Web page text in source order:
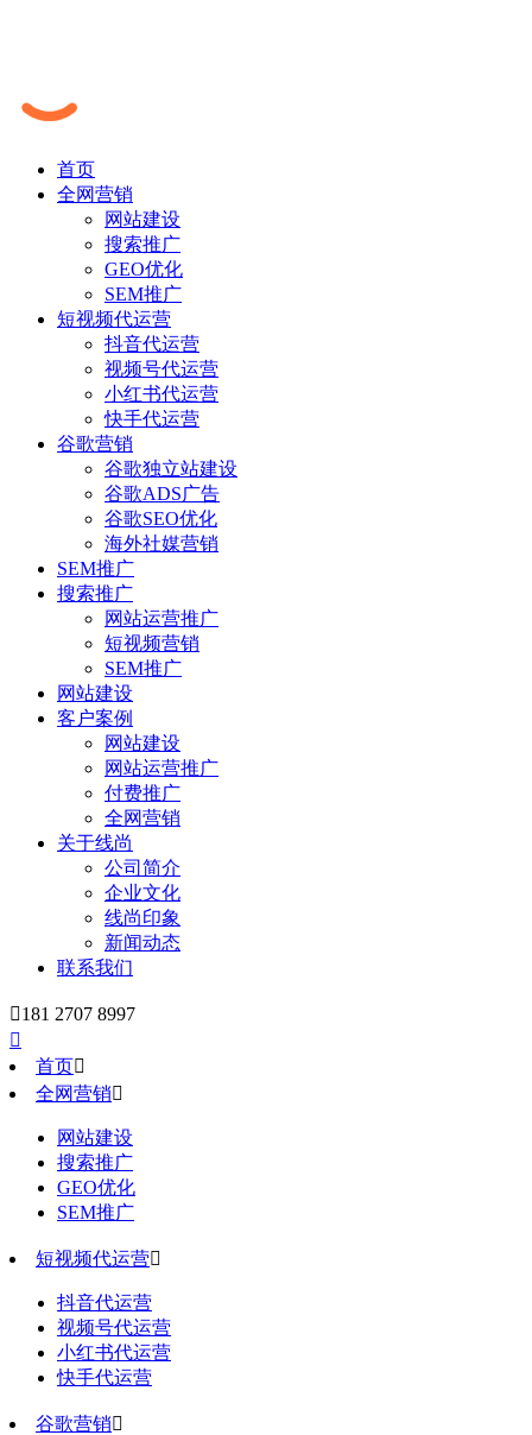
首页
全网营销
网站建设
搜索推广
GEO优化
SEM推广
短视频代运营
抖音代运营
视频号代运营
小红书代运营
快手代运营
谷歌营销
谷歌独立站建设
谷歌ADS广告
谷歌SEO优化
海外社媒营销
SEM推广
搜索推广
网站运营推广
短视频营销
SEM推广
网站建设
客户案例
网站建设
网站运营推广
付费推广
全网营销
关于线尚
公司简介
企业文化
线尚印象
新闻动态
联系我们
181 2707 8997

首页
全网营销
网站建设
搜索推广
GEO优化
SEM推广
短视频代运营
抖音代运营
视频号代运营
小红书代运营
快手代运营
谷歌营销